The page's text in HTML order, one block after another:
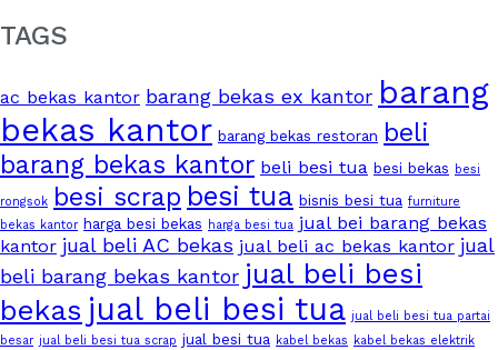
TAGS
ac bekas kantor barang bekas ex kantor barang
bekas kantor barang bekas restoran beli
barang bekas kantor beli besi tua besi bekas besi
rongsok besi scrap besi tua bisnis besi tua furniture
bekas kantor harga besi bekas harga besi tua jual bei barang bekas
kantor jual beli AC bekas jual beli ac bekas kantor jual
beli barang bekas kantor jual beli besi
bekas jual beli besi tua jual beli besi tua partai
besar jual beli besi tua scrap jual besi tua kabel bekas kabel bekas elektrik